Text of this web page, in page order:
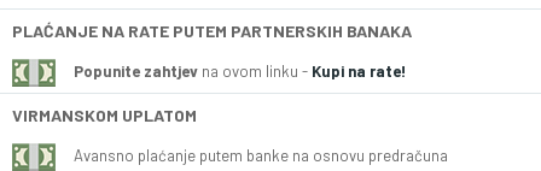
PLAĆANJE NA RATE PUTEM PARTNERSKIH BANAKA
Popunite zahtjev na ovom linku - Kupi na rate!
VIRMANSKOM UPLATOM
Avansno plaćanje putem banke na osnovu predračuna